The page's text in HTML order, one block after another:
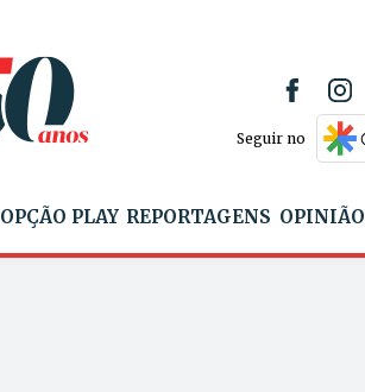
Seguir no
OPÇÃO PLAY REPORTAGENS OPINIÃO